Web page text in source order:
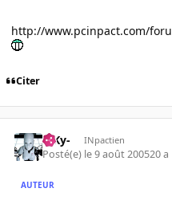
http://www.pcinpact.com/
Citer
-SKy- INpactien
Posté(e) le 9 août 200520 a
AUTEUR